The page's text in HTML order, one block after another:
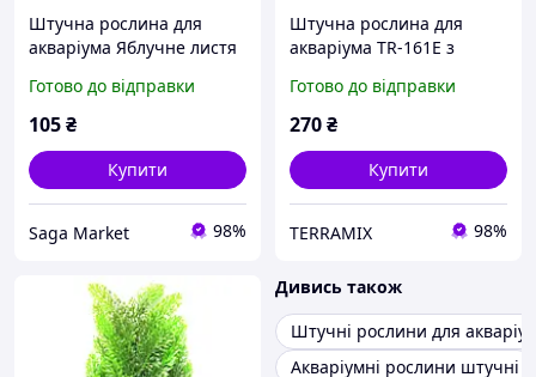
Штучна рослина для
акваріума Яблучне листя
Готово до відправки
105₴
Купити
Saga Market 98%
Штучна рослина для
акваріума TR-161E з
Готово до відправки
270₴
Купити
TERRAMIX 98%
Дивись також
Штучні рослини для
Акваріумні рослини штучні